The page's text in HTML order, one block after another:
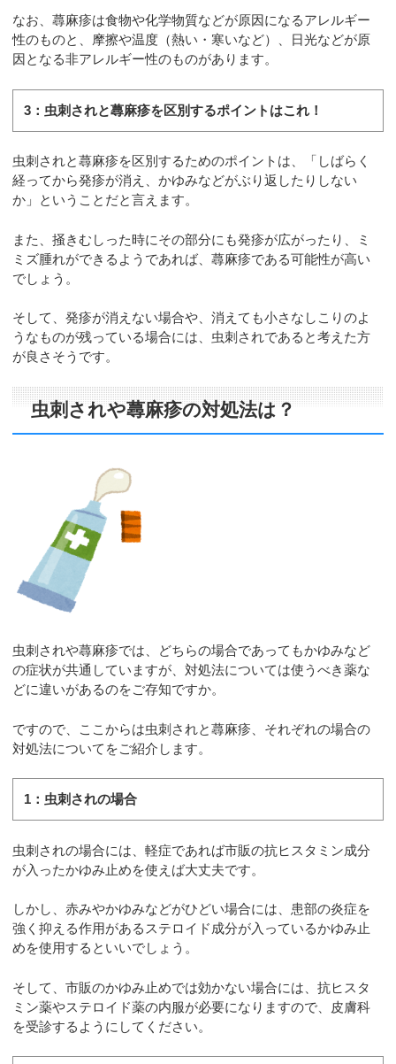
なお、蕁麻疹は食物や化学物質などが原因になるアレルギー
性のものと、摩擦や温度（熱い・寒いなど）、日光などが原
因となる非アレルギー性のものがあります。
3：虫刺されと蕁麻疹を区別するポイントはこれ！
虫刺されと蕁麻疹を区別するためのポイントは、「しばらく
経ってから発疹が消え、かゆみなどがぶり返したりしない
か」ということだと言えます。
また、掻きむしった時にその部分にも発疹が広がったり、ミ
ミズ腫れができるようであれば、蕁麻疹である可能性が高い
でしょう。
そして、発疹が消えない場合や、消えても小さなしこりのよ
うなものが残っている場合には、虫刺されであると考えた方
が良さそうです。
虫刺されや蕁麻疹の対処法は？
虫刺されや蕁麻疹では、どちらの場合であってもかゆみなど
の症状が共通していますが、対処法については使うべき薬な
どに違いがあるのをご存知ですか。
ですので、ここからは虫刺されと蕁麻疹、それぞれの場合の
対処法についてをご紹介します。
1：虫刺されの場合
虫刺されの場合には、軽症であれば市販の抗ヒスタミン成分
が入ったかゆみ止めを使えば大丈夫です。
しかし、赤みやかゆみなどがひどい場合には、患部の炎症を
強く抑える作用があるステロイド成分が入っているかゆみ止
めを使用するといいでしょう。
そして、市販のかゆみ止めでは効かない場合には、抗ヒスタ
ミン薬やステロイド薬の内服が必要になりますので、皮膚科
を受診するようにしてください。